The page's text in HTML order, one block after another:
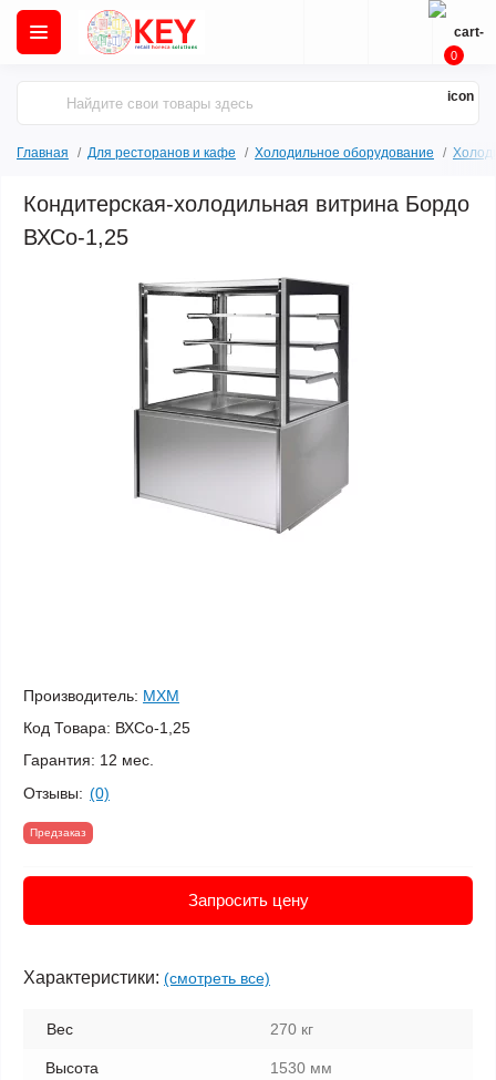
0
Главная Для ресторанов и кафе Холодильное оборудование
Кондитерская-холодильная витрина Бордо
ВХСо-1,25
Производитель: МХМ
Код Товара: ВХСо-1,25
Гарантия: 12 мес.
Отзывы: (0)
Предзаказ
Запросить цену
Характеристики: (смотреть все)
Вес 270 кг
Высота 1530 мм